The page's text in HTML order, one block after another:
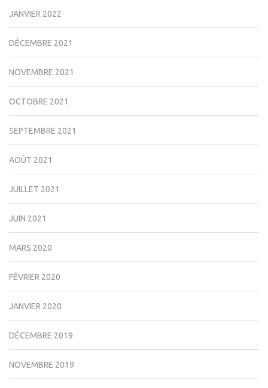
JANVIER 2022
DÉCEMBRE 2021
NOVEMBRE 2021
OCTOBRE 2021
SEPTEMBRE 2021
AOÛT 2021
JUILLET 2021
JUIN 2021
MARS 2020
FÉVRIER 2020
JANVIER 2020
DÉCEMBRE 2019
NOVEMBRE 2019